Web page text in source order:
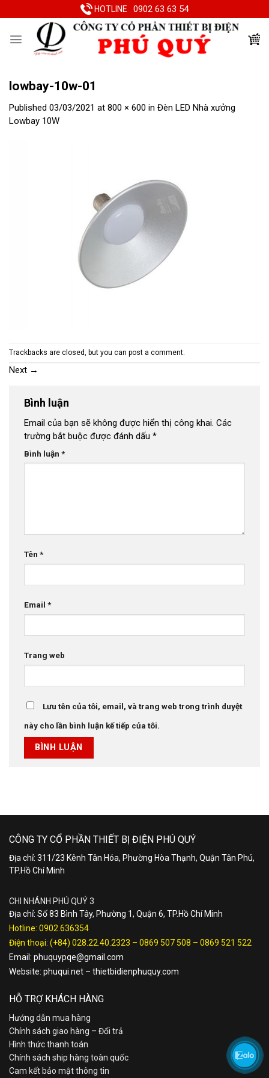
to
HOTLINE 0902 63 63 54
lowbay-10w-01
Published 03/03/2021 at 800 × 600 in Đèn LED Nhà xưởng
Lowbay 10W
Trackbacks are closed, but you can post a comment.
Next →
Bình luận
Email của bạn sẽ không được hiển thị công khai. Các
trường bắt buộc được đánh dấu *
Bình luận *
Tên *
Email *
Trang web
Lưu tên của tôi, email, và trang web trong trình duyệt
này cho lần bình luận kế tiếp của tôi.
CÔNG TY CỔ PHẦN THIẾT BỊ ĐIỆN PHÚ QUÝ
Địa chỉ: 311/23 Kênh Tân Hóa, Phường Hòa Thạnh, Quận Tân Phú,
TP.Hồ Chí Minh
CHI NHÁNH PHÚ QUÝ 3
Địa chỉ: Số 83 Bình Tây, Phường 1, Quận 6, TP.Hồ Chí Minh
Hotline: 0902.636354
Điện thoại: (+84) 028.22.40.2323 – 0869 507 508 – 0869 521 522
Email: phuquypqe@gmail.com
Website: phuqui.net – thietbidienphuquy.com
HỖ TRỢ KHÁCH HÀNG
Hướng dẫn mua hàng
Chính sách giao hàng – Đổi trả
Hình thức thanh toán
Chính sách ship hàng toàn quốc
Cam kết bảo mật thông tin